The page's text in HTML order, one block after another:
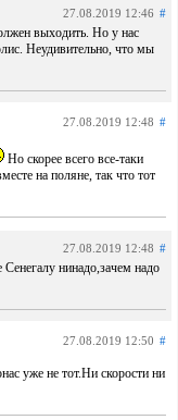
27.08.2019 12:46 #
выходить. Но у нас
Неудивительно, что мы
27.08.2019 12:48 #
Но скорее всего все-таки
на поляне, так что тот
27.08.2019 12:48 #
нинадо,зачем надо
27.08.2019 12:50 #
уже не тот.Ни скорости ни